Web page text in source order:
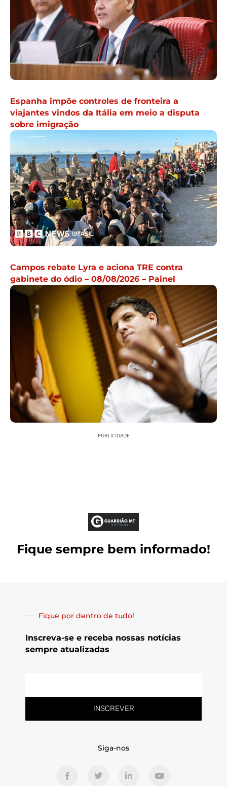
Espanha impõe controles de fronteira a
viajantes vindos da Itália em meio a disputa
sobre imigração
Campos rebate Lyra e aciona TRE contra
gabinete do ódio – 08/08/2026 – Painel
PUBLICIDADE
Fique sempre bem informado!
Fique por dentro de tudo!
Inscreva-se e receba nossas notícias
sempre atualizadas
INSCREVER
Siga-nos
a
w
i
o